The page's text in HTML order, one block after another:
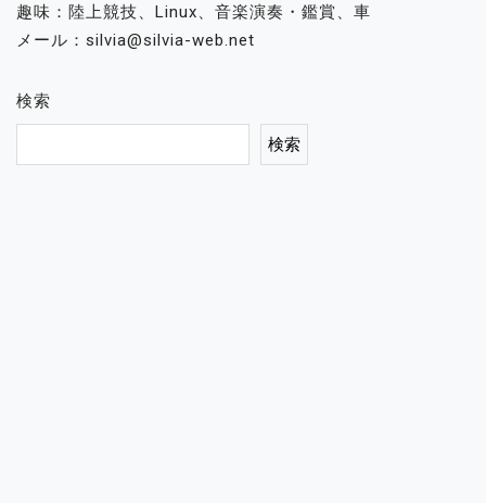
趣味：陸上競技、Linux、音楽演奏・鑑賞、車
メール：silvia@silvia-web.net
検索
検索